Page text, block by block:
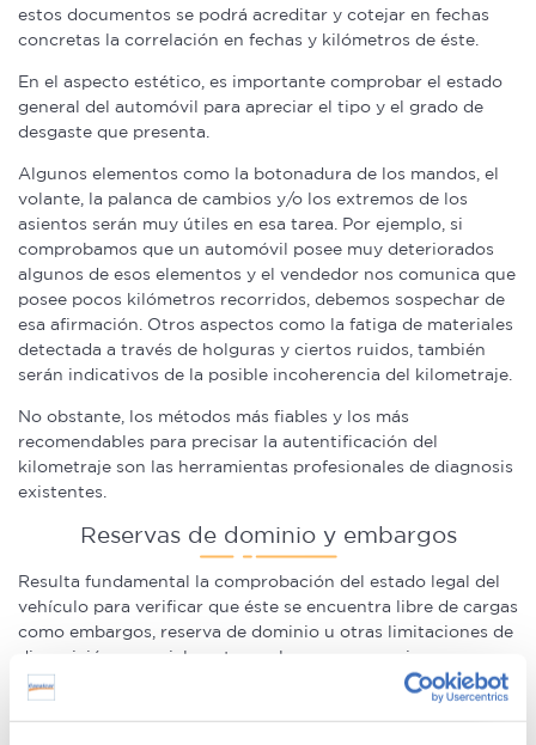
estos documentos se podrá acreditar y cotejar en fechas
concretas la correlación en fechas y kilómetros de éste.
En el aspecto estético, es importante comprobar el estado
general del automóvil para apreciar el tipo y el grado de
desgaste que presenta.
Algunos elementos como la botonadura de los mandos, el
volante, la palanca de cambios y/o los extremos de los
asientos serán muy útiles en esa tarea. Por ejemplo, si
comprobamos que un automóvil posee muy deteriorados
algunos de esos elementos y el vendedor nos comunica que
posee pocos kilómetros recorridos, debemos sospechar de
esa afirmación. Otros aspectos como la fatiga de materiales
detectada a través de holguras y ciertos ruidos, también
serán indicativos de la posible incoherencia del kilometraje.
No obstante, los métodos más fiables y los más
recomendables para precisar la autentificación del
kilometraje son las herramientas profesionales de diagnosis
existentes.
Reservas de dominio y embargos
Resulta fundamental la comprobación del estado legal del
vehículo para verificar que éste se encuentra libre de cargas
como embargos, reserva de dominio u otras limitaciones de
disposición, especialmente por las consecuencias y
responsabilidades que podría tener que afrontar el nuevo
poseedor. Por ello, se deberá solicitar un informe de tráfico